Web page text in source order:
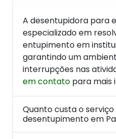
A desentupidora para
especializado em
entupimento em
garantindo um
interrupções nas
em contato para mais
Quanto custa o serviço
desentupimento em